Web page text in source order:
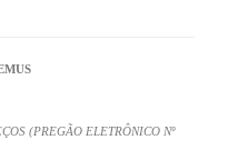
(PREGÃO ELETRÔNICO Nº